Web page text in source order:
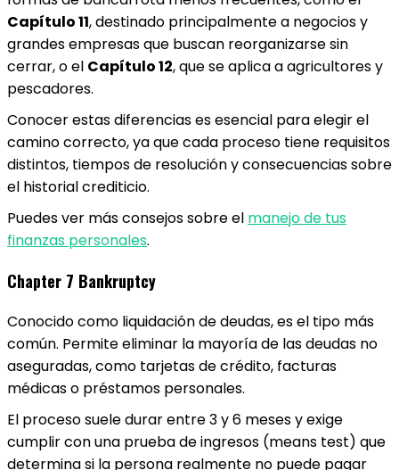
Capítulo 11, destinado principalmente a negocios y
grandes empresas que buscan reorganizarse sin
cerrar, o el Capítulo 12, que se aplica a agricultores y
pescadores.
Conocer estas diferencias es esencial para elegir el
camino correcto, ya que cada proceso tiene requisitos
distintos, tiempos de resolución y consecuencias sobre
el historial crediticio.
Puedes ver más consejos sobre el manejo de tus
finanzas personales.
Chapter 7 Bankruptcy
Conocido como liquidación de deudas, es el tipo más
común. Permite eliminar la mayoría de las deudas no
aseguradas, como tarjetas de crédito, facturas
médicas o préstamos personales.
El proceso suele durar entre 3 y 6 meses y exige
cumplir con una prueba de ingresos (means test) que
determina si la persona realmente no puede pagar